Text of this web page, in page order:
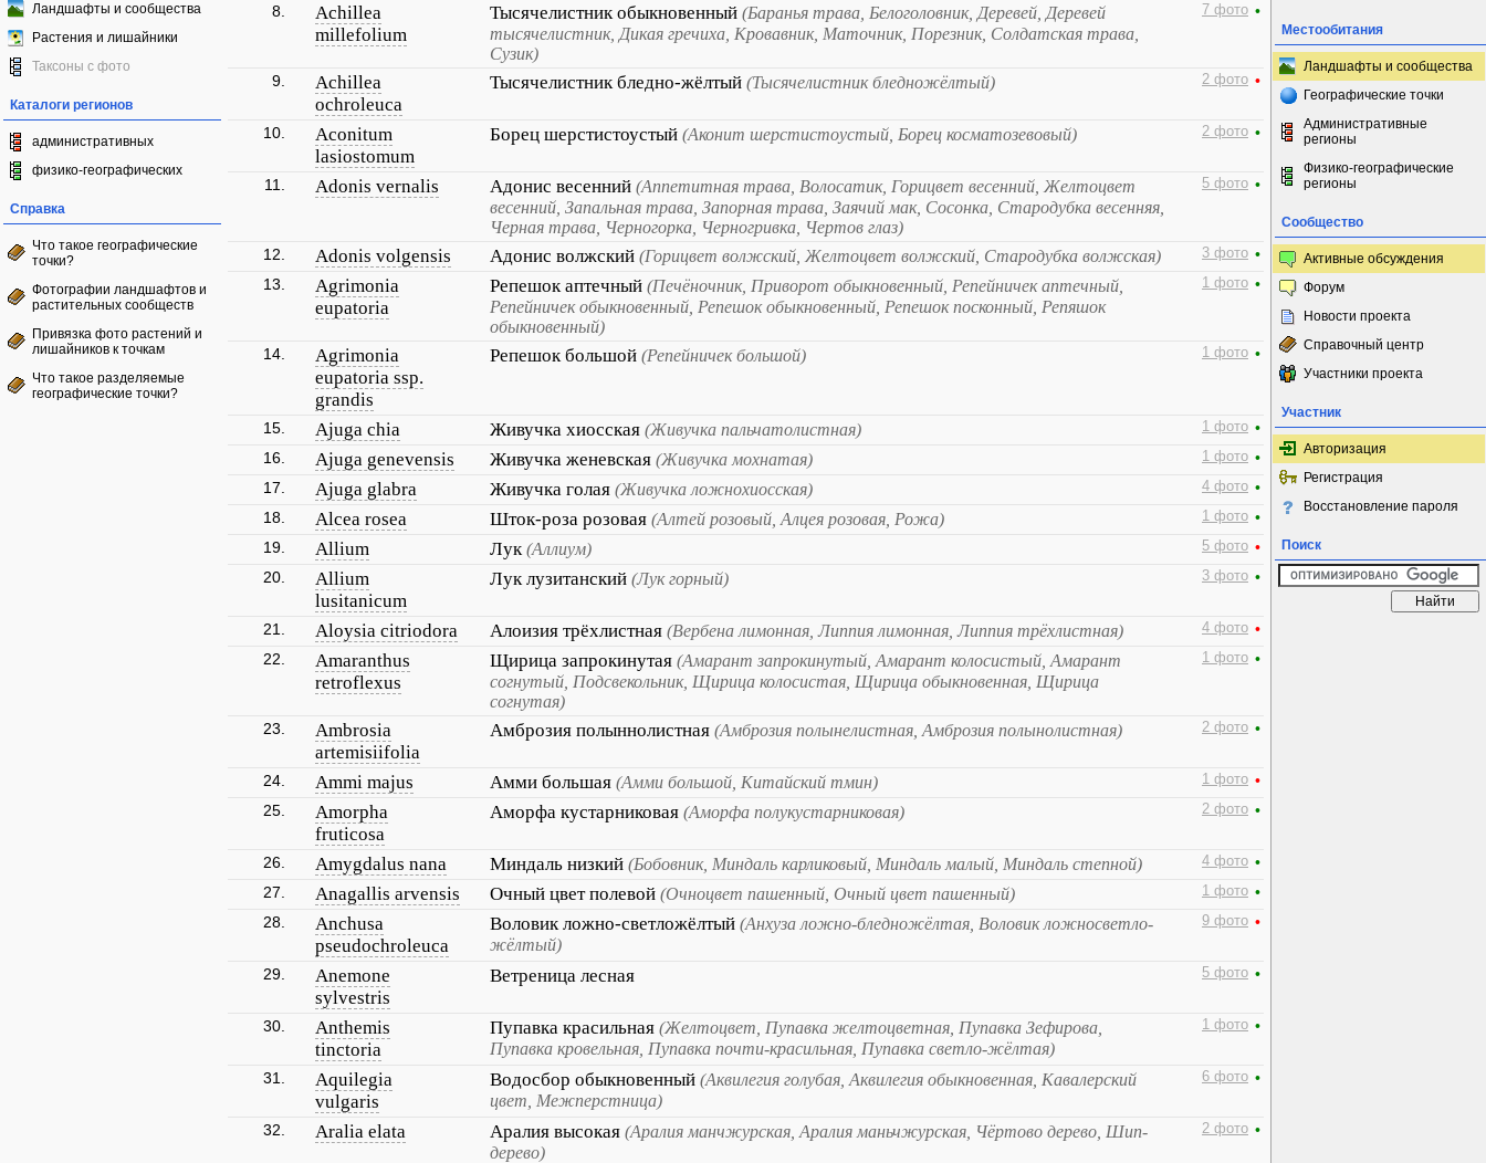
Ландшафты и сообщества
Растения и лишайники
Таксоны с фото
Каталоги регионов
административных
физико-географических
Справка
Что такое географические
точки?
Фотографии ландшафтов и
растительных сообществ
Привязка фото растений и
лишайников к точкам
Что такое разделяемые
географические точки?
8.
Achillea
millefolium
Тысячелистник обыкновенный (Баранья трава, Белоголовник, Деревей, Деревей
тысячелистник, Дикая гречиха, Кровавник, Маточник, Порезник, Солдатская трава,
Сузик)
7 фото •
9.
Achillea
ochroleuca
Тысячелистник бледно-жёлтый (Тысячелистник бледножёлтый) 2 фото •
10.
Aconitum
lasiostomum
Борец шерстистоустый (Аконит шерстистоустый, Борец косматозевовый) 2 фото •
11. Adonis vernalis Адонис весенний (Аппетитная трава, Волосатик, Горицвет весенний, Желтоцвет
весенний, Запальная трава, Запорная трава, Заячий мак, Сосонка, Стародубка весенняя,
Черная трава, Черногорка, Черногривка, Чертов глаз)
5 фото •
12. Adonis volgensis Адонис волжский (Горицвет волжский, Желтоцвет волжский, Стародубка волжская) 3 фото •
13.
Agrimonia
eupatoria
Репешок аптечный (Печёночник, Приворот обыкновенный, Репейничек аптечный,
Репейничек обыкновенный, Репешок обыкновенный, Репешок посконный, Репяшок
обыкновенный)
1 фото •
14.
Agrimonia
eupatoria ssp.
grandis
Репешок большой (Репейничек большой) 1 фото •
15. Ajuga chia Живучка хиосская (Живучка пальчатолистная) 1 фото •
16.
Ajuga genevensis Живучка женевская (Живучка мохнатая) 1 фото •
17.
Ajuga glabra Живучка голая (Живучка ложнохиосская) 4 фото •
18.
Alcea rosea Шток-роза розовая (Алтей розовый, Алцея розовая, Рожа) 1 фото •
19.
Allium Лук(Аллиум) 5 фото •
20.
Allium
lusitanicum
Лук лузитанский (Лук горный) 3 фото •
21. Aloysia citriodora Алоизия трёхлистная (Вербена лимонная, Липпия лимонная, Липпия трёхлистная) 4 фото •
22.
Amaranthus
retroflexus
Щирица запрокинутая (Амарант запрокинутый, Амарант колосистый, Амарант
согнутый, Подсвекольник, Щирица колосистая, Щирица обыкновенная, Щирица
согнутая)
1 фото •
23.
Ambrosia
artemisiifolia
Амброзия полыннолистная (Амброзия полынелистная, Амброзия полынолистная) 2 фото •
24. Ammi majus Амми большая (Амми большой, Китайский тмин) 1 фото •
25.
Amorpha
fruticosa
Аморфа кустарниковая (Аморфа полукустарниковая) 2 фото •
26. Amygdalus nana Миндаль низкий (Бобовник, Миндаль карликовый, Миндаль малый, Миндаль степной) 4 фото •
27.
Anagallis arvensis Очный цвет полевой (Очноцвет пашенный, Очный цвет пашенный) 1 фото •
28.
Anchusa
pseudochroleuca
Воловик ложно-светложёлтый (Анхуза ложно-бледножёлтая, Воловик ложносветло-
жёлтый)
9 фото •
29.
Anemone
sylvestris
Ветреница лесная 5 фото •
30.
Anthemis
tinctoria
Пупавка красильная (Желтоцвет, Пупавка желтоцветная, Пупавка Зефирова,
Пупавка кровельная, Пупавка почти-красильная, Пупавка светло-жёлтая)
1 фото •
31.
Aquilegia
vulgaris
Водосбор обыкновенный (Аквилегия голубая, Аквилегия обыкновенная, Кавалерский
цвет, Межперстница)
6 фото •
32. Aralia elata Аралия высокая (Аралия манчжурская, Аралия маньчжурская, Чёртово дерево, Шип-
дерево)
2 фото •
Местообитания
Ландшафты и сообщества
Географические точки
Административные
регионы
Физико-географические
регионы
Сообщество
Активные обсуждения
Форум
Новости проекта
Справочный центр
Участники проекта
Участник
Авторизация
Регистрация
Восстановление пароля
Поиск